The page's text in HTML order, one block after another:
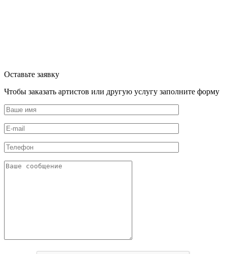
Оставьте заявку
Чтобы заказать артистов или другую услугу заполните форму